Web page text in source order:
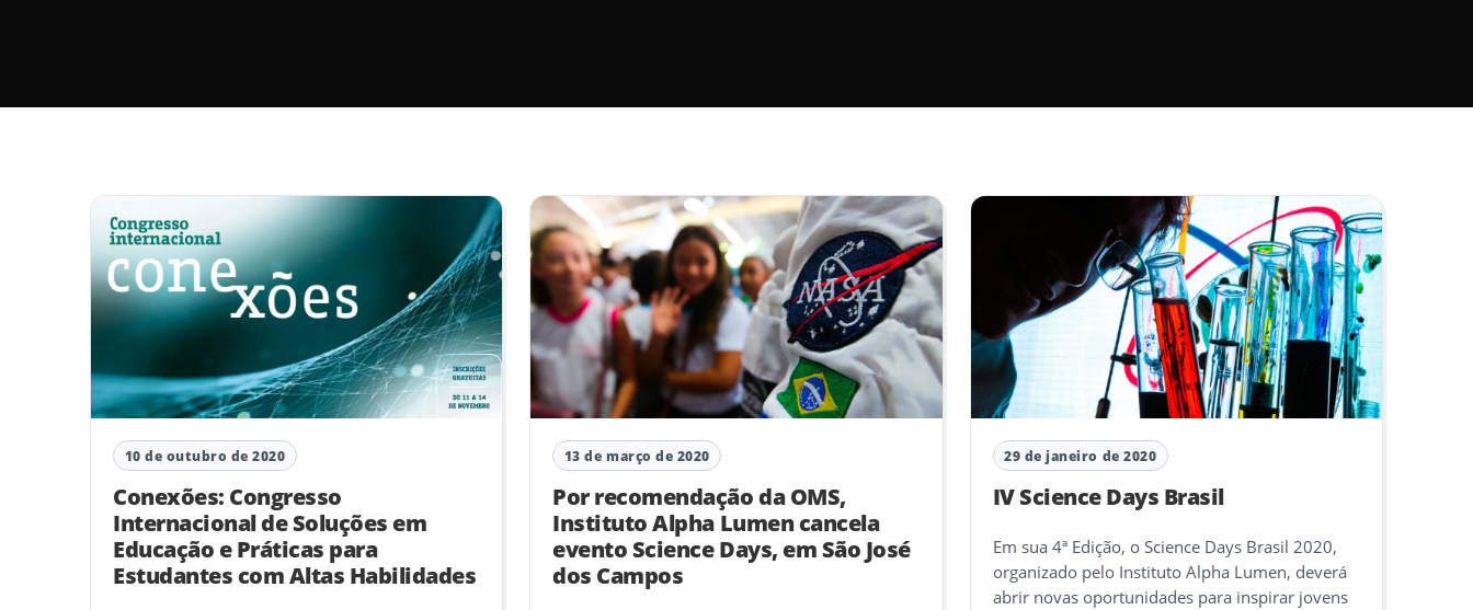
10 de outubro de 2020
Conexões: Congresso
Internacional de Soluções em
Educação e Práticas para
Estudantes com Altas Habilidades
13 de março de 2020
Por recomendação da OMS,
Instituto Alpha Lumen cancela
evento Science Days, em São José
dos Campos
29 de janeiro de 2020
IV Science Days Brasil
Em sua 4ª Edição, o Science Days Brasil 2020,
organizado pelo Instituto Alpha Lumen, deverá
abrir novas oportunidades para inspirar jovens